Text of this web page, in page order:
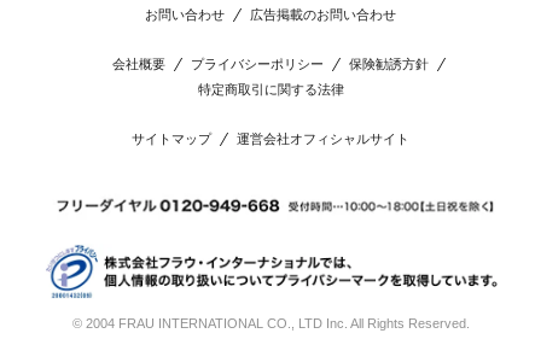
お問い合わせ
広告掲載のお問い合わせ
会社概要 プライバシーポリシー
保険勧誘方針
特定商取引に関する法律
サイトマップ 運営会社オフィシャルサイト
© 2004 FRAU INTERNATIONAL CO., LTD Inc. All Rights Reserved.